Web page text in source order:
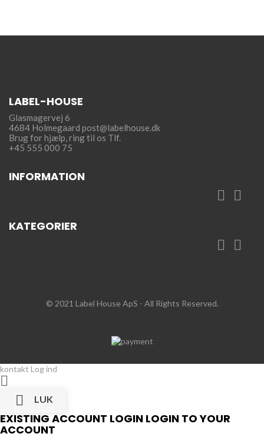
LABEL-HOUSE
Glasmagervej 6
4684 Holmegaard post@labelhouse.dk
Brug for hjælp,ring til os Tlf.
+45 555 000 75
INFORMATION
 
KATEGORIER
 
© 2021 Label House ApS - All Rights Reserved.
kontakt Log ind


LUK
EXISTING ACCOUNT LOGIN LOGIN TO YOUR
ACCOUNT